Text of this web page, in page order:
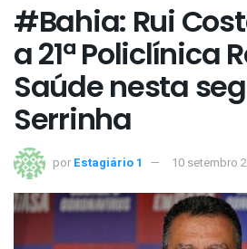
#Bahia: Rui
a 21ª Policlínica
Saúde nesta
Serrinha
por Estagiário 1 10 setembro